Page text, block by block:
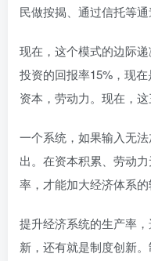
民做按揭、通过信托等通
现在，这个模式的边际
投资的回报率15%，现
资本，劳动力。现在，这
一个系统，如果输入无
出。在资本积累、劳动
率，才能加大经济体系的
提升经济系统的生产率
新，还有就是制度创新